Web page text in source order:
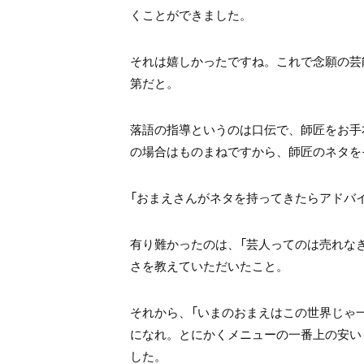
くことができました。
それは嬉しかったですね。これで念願の
第だと。
落語の指導というのは口伝で、師匠をお
の場合はものまねですから、師匠のネタ
「おまえさんがネタを持ってきたらアドバ
有り難かったのは、「芸人ってのは売れ
さを教えていただいたこと。
それから、「いまのおまえはこの世界じ
になれ。とにかくメニューの一番上の安
した。